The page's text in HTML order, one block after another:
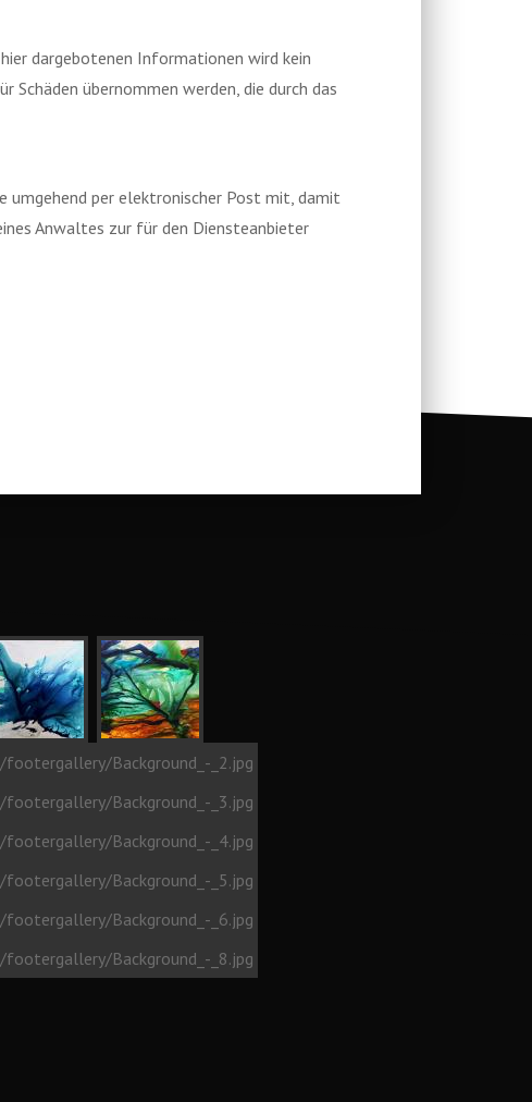
dargebotenen Informationen wird kein
übernommen werden, die durch das
umgehend per elektronischer Post mit, damit
Anwaltes zur für den Diensteanbieter